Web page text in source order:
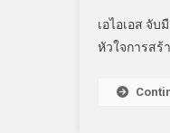
เอไอเอส จั
หัวใจการสร้